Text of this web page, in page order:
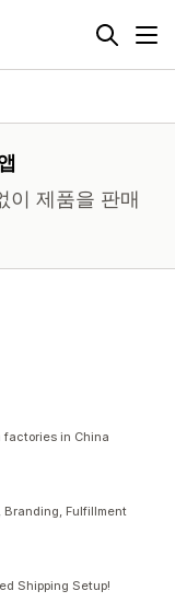
이 제품을 판매
factories in China
Branding, Fulfillment
Shipping Setup!